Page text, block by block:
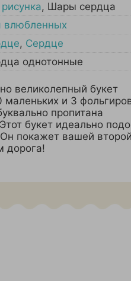
, Шары сердца
влюбленных
, Сердце
однотонные
великолепный букет
и 3
пропитана
букет идеально
покажет вашей второй
дорога!